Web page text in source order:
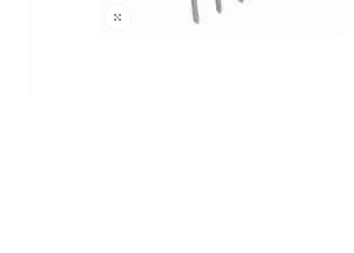
Cliquez pour agrandir